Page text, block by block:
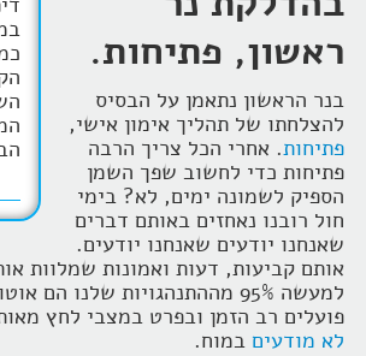
ראשון, פתיחות.
בנר הראשון נתאמן על הבסיס
להצלחתו של תהליך אימון אישי,
פתיחות. אחרי הכל צריך הרבה
פתיחות כדי לחשוב שפך השמן
הספיק לשמונה ימים, לא? בימי
חול רובנו נאחזים באותם דברים
שאנחנו יודעים שאנחנו יודעים.
אותם קביעות, דעות ואמונות שמלוות
למעשה 95% מההתנהגויות שלנו הם
פועלים רב הזמן ובפרט במצבי לחץ
לא מודעים במוח.